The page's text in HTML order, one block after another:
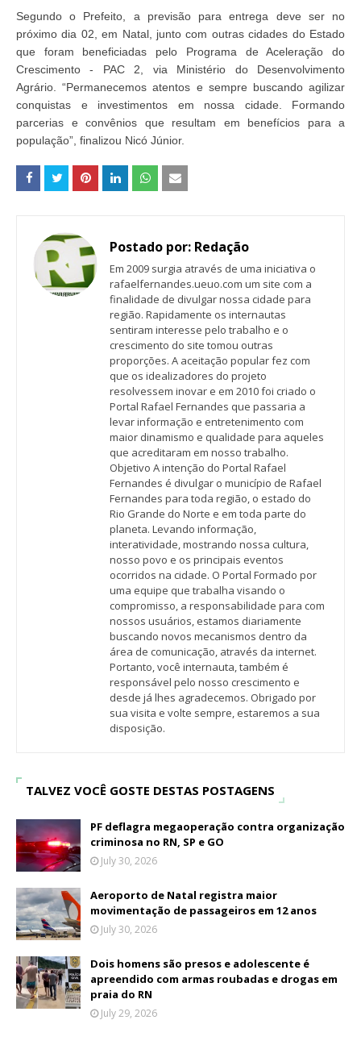
Segundo o Prefeito, a previsão para entrega deve ser no
próximo dia 02, em Natal, junto com outras cidades do Estado
que foram beneficiadas pelo Programa de Aceleração do
Crescimento - PAC 2, via Ministério do Desenvolvimento
Agrário.“Permanecemos atentos e sempre buscando agilizar
conquistas e investimentos em nossa cidade. Formando
parcerias e convênios que resultam em benefícios para a
população”, finalizou Nicó Júnior.
Postado por: Redação
Em 2009 surgia através de uma iniciativa o
rafaelfernandes.ueuo.com um site com a
finalidade de divulgar nossa cidade para
região. Rapidamente os internautas
sentiram interesse pelo trabalho e o
crescimento do site tomou outras
proporções. A aceitação popular fez com
que os idealizadores do projeto
resolvessem inovar e em 2010 foi criado o
Portal Rafael Fernandes que passaria a
levar informação e entretenimento com
maior dinamismo e qualidade para aqueles
que acreditaram em nosso trabalho.
Objetivo A intenção do Portal Rafael
Fernandes é divulgar o município de Rafael
Fernandes para toda região, o estado do
Rio Grande do Norte e em toda parte do
planeta. Levando informação,
interatividade, mostrando nossa cultura,
nosso povo e os principais eventos
ocorridos na cidade. O Portal Formado por
uma equipe que trabalha visando o
compromisso, a responsabilidade para com
nossos usuários, estamos diariamente
buscando novos mecanismos dentro da
área de comunicação, através da internet.
Portanto, você internauta, também é
responsável pelo nosso crescimento e
desde já lhes agradecemos. Obrigado por
sua visita e volte sempre, estaremos a sua
disposição.
TALVEZ VOCÊ GOSTE DESTAS POSTAGENS
PF deflagra megaoperação contra organização
criminosa no RN, SP e GO
July 30, 2026
Aeroporto de Natal registra maior
movimentação de passageiros em 12 anos
July 30, 2026
Dois homens são presos e adolescente é
apreendido com armas roubadas e drogas em
praia do RN
July 29, 2026